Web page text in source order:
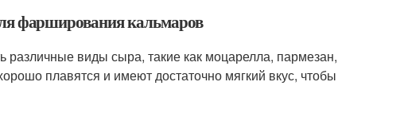
фарширования кальмаров
виды сыра, такие как моцарелла, пармезан,
плавятся и имеют достаточно мягкий вкус, чтобы